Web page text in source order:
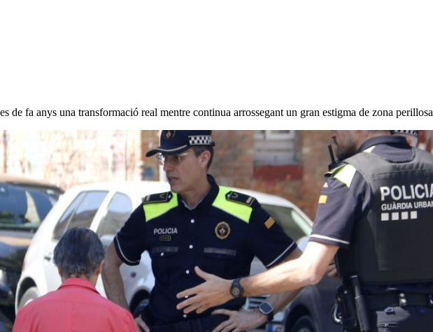
fa anys una transformació real mentre continua arrossegant un gran estigma de zona perillosa